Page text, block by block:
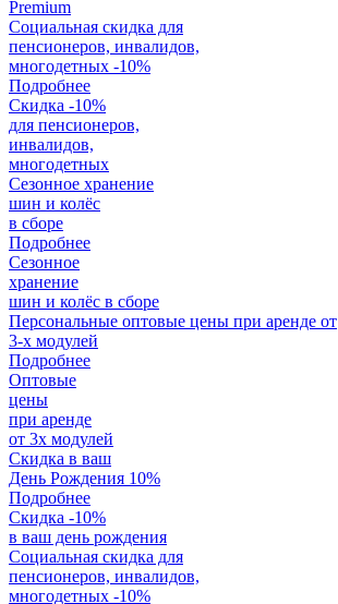
Premium
Социальная скидка для
пенсионеров, инвалидов,
многодетных -10%
Подробнее
Скидка -10%
для пенсионеров,
инвалидов,
многодетных
Сезонное хранение
шин и колёс
в сборе
Подробнее
Сезонное
хранение
шин и колёс в сборе
Персональные оптовые цены при аренде от
3-х модулей
Подробнее
Оптовые
цены
при аренде
от 3х модулей
Скидка в ваш
День Рождения 10%
Подробнее
Скидка -10%
в ваш день рождения
Социальная скидка для
пенсионеров, инвалидов,
многодетных -10%